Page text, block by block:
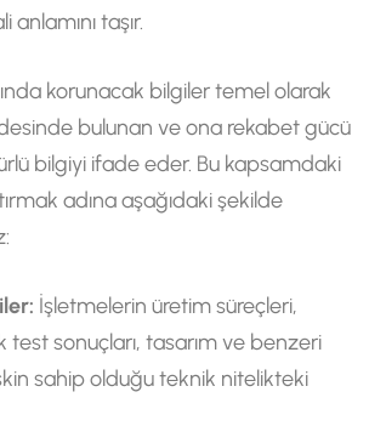
anlamını taşır.
korunacak bilgiler temel olarak
bulunan ve ona rekabet gücü
bilgiyi ifade eder. Bu kapsamdaki
adına aşağıdaki şekilde
İşletmelerin üretim süreçleri,
test sonuçları, tasarım ve benzeri
sahip olduğu teknik nitelikteki